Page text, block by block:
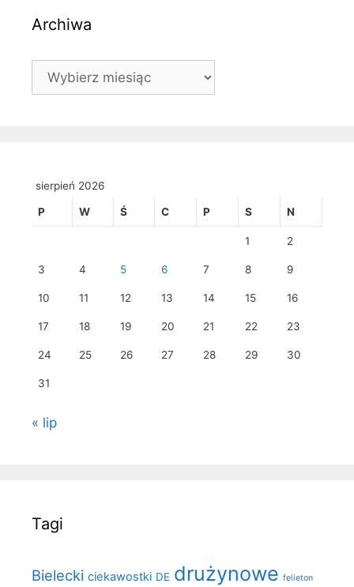
Archiwa
Archiwa
sierpień 2026
P W Ś C P S N
1 2
3 4 5 6 7 8 9
10 11 12 13 14 15 16
17 18 19 20 21 22 23
24 25 26 27 28 29 30
31
« lip
Tagi
Bielecki ciekawostki DE drużynowe felieton